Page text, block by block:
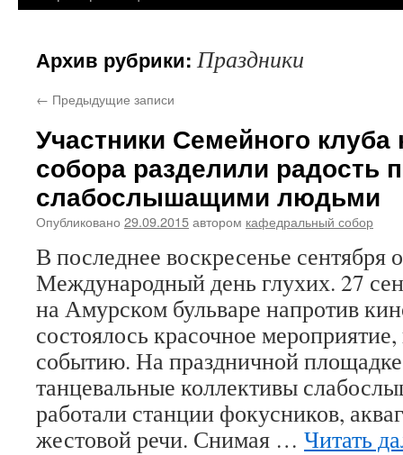
Архив рубрики: Праздники
← Предыдущие записи
Участники Семейного
собора разделили радость
слабослышащими людьми
Опубликовано 29.09.2015автором кафедральный собор
В последнее воскресенье сентября
Международный день глухих. 27
на Амурском бульваре напротив
состоялось красочное
событию. На праздничной
танцевальные коллективы
работали станции фокусников,
жестовой речи. Снимая … Читать